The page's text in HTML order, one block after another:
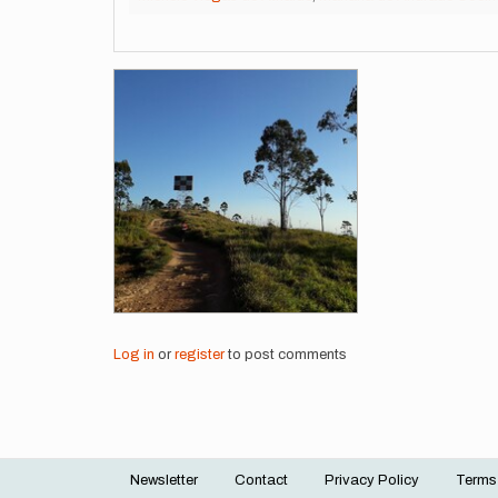
Log in or registerto post comments
Newsletter Contact Privacy Policy